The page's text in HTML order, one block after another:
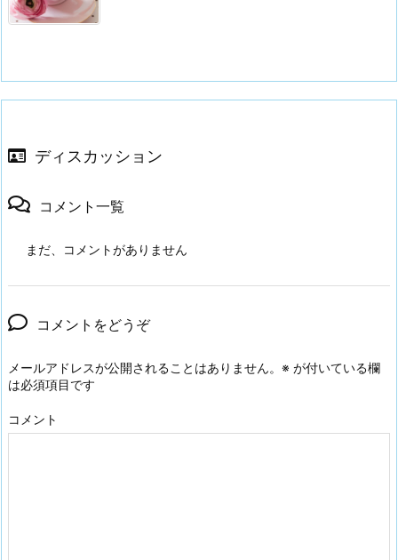
ディスカッション
コメント一覧
まだ、コメントがありません
コメントをどうぞ
メールアドレスが公開されることはありません。 ※ が付いている欄
は必須項目です
コメント